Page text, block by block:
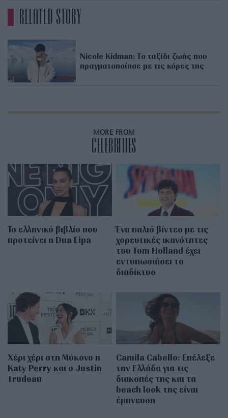
RELATED STORY
Nicole Kidman: Το ταξίδι ζωής που
πραγματοποίησε με τις κόρες της
MORE FROM
CELEBRITIES
Το ελληνικό βιβλίο που
προτείνει η Dua Lipa
Ένα παλιό βίντεο με τις
χορευτικές ικανότητες
του Tom Holland έχει
εντυπωσιάσει το
διαδίκτυο
Χέρι χέρι στη Μύκονο η
Katy Perry και ο Justin
Trudeau
Camila Cabello: Επέλεξε
την Ελλάδα για τις
διακοπές της και τα
beach look της είναι
έμπνευση